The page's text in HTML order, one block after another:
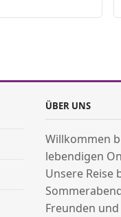
ÜBER UNS
Willkommen
lebendigen
Unsere Reise
Freunden